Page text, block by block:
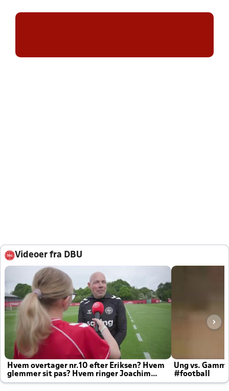
Videoer fra DBU
Hvem overtager nr.10 efter Eriksen? Hvem
glemmer sit pas? Hvem ringer Joachim
altid til efter kampe?
Ung vs.
#football